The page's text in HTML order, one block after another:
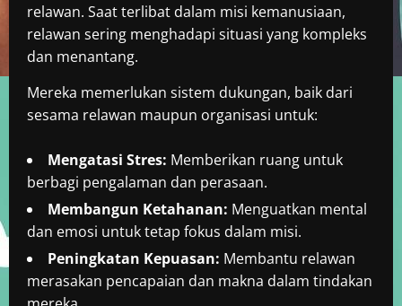
relawan. Saat terlibat dalam misi kemanusiaan,
relawan sering menghadapi situasi yang kompleks
dan menantang.
Mereka memerlukan sistem dukungan, baik dari
sesama relawan maupun organisasi untuk:
Mengatasi Stres: Memberikan ruang untuk
berbagi pengalaman dan perasaan.
Membangun Ketahanan: Menguatkan mental
dan emosi untuk tetap fokus dalam misi.
Peningkatan Kepuasan: Membantu relawan
merasakan pencapaian dan makna dalam tindakan